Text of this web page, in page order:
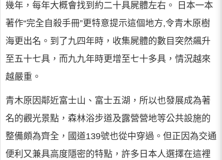
幾年，每年大概會找到約二十具屍體左右。 日本一本
著作“完全自殺手冊”更特意提示這個地方,令青木原樹
海更出名。到了九四年時，收集屍體的數目突然飆升
至五十七具，而九九年時更增至七十多具，情況越來
越嚴重。
青木原因鄰近富士山、富士五湖，所以也發展成為著
名的觀光景點，森林浴步道及露營營地等公共設施的
整備頗為齊全，國道139號也從中穿過。但正因為交通
便利又兼具高度隱密的特點，許多日本人選擇在這裡